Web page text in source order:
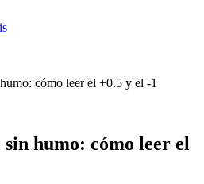
cómo leer el +0.5 y el -1
humo: cómo leer el